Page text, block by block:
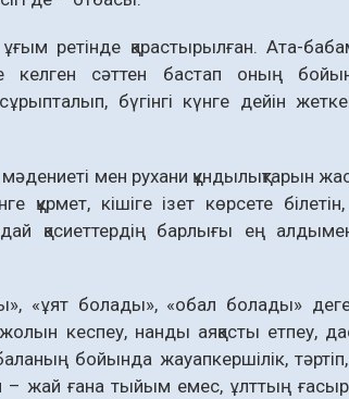
ретінде қарастырылған. Ата-
келген сәттен бастап оның
бүгінгі күнге дейін
мен рухани құндылықтарын
кішіге ізет көрсете білетін,
қасиеттердің барлығы ең
«ұят болады», «обал болады»
кеспеу, нанды аяқасты етпеу,
бойында жауапкершілік, тәртіп,
– жай ғана тыйым емес, ұлттың